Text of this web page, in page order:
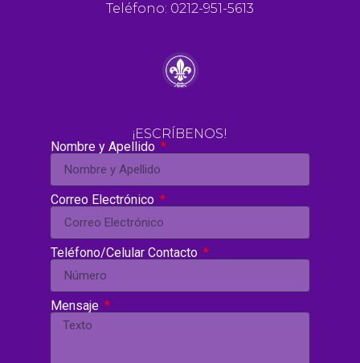
Teléfono: 0212-951-5613
¡ESCRÍBENOS!
Nombre y Apellido
Correo Electrónico
Teléfono/Celular Contacto
Mensaje